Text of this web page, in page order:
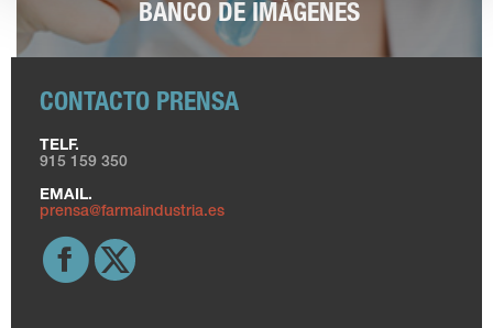
BANCO DE IMÁGENES
CONTACTO PRENSA
TELF.
915 159 350
EMAIL.
prensa@farmaindustria.es